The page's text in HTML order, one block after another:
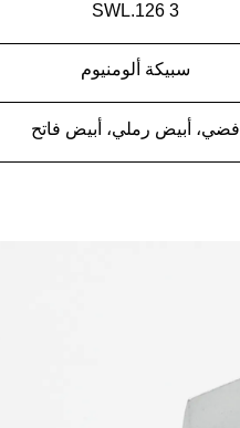
SWL.126 3
سبيكة ألومنيوم
فضي، أبيض رملي، أبيض فاتح